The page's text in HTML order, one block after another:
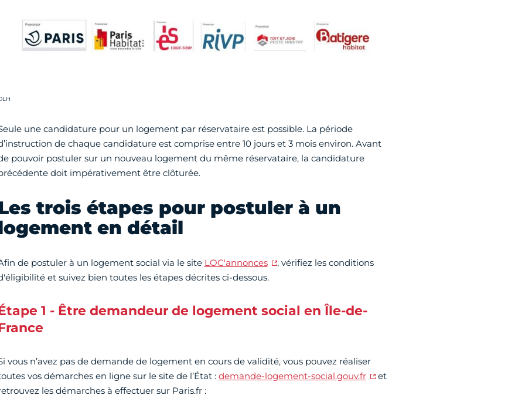
photo :
une candidature pour un logement par réservataire est possible. La période
de chaque candidature est comprise entre 10 jours et 3 mois environ. Avant
pouvoir postuler sur un nouveau logement du même réservataire, la candidature
doit impérativement être clôturée.
trois étapes pour postuler à un
en détail
de postuler à un logement social via le site LOC'annonces
, vérifiez les conditions
et suivez bien toutes les étapes décrites ci-dessous.
1 - Être demandeur de logement social en Île-de-
vous n’avez pas de demande de logement en cours de validité, vous pouvez réaliser
vos démarches en ligne sur le site de l’État : demande-logement-social.gouv.fr
et
les démarches à effectuer sur Paris.fr :